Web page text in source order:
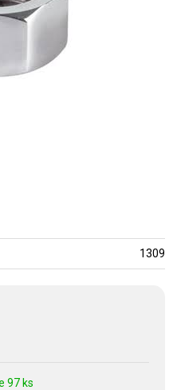
97 ks
1309